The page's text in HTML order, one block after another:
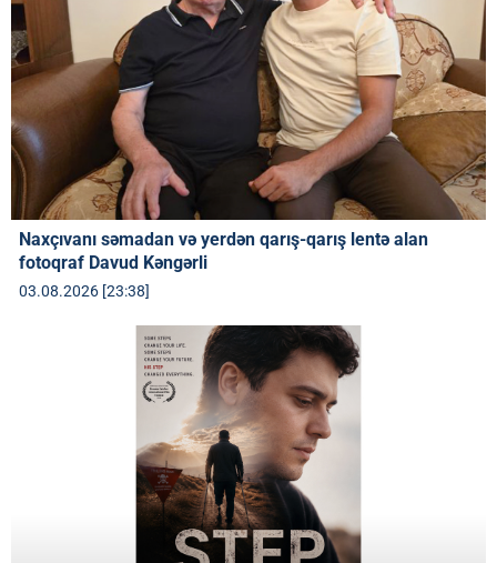
Naxçıvanı səmadan və yerdən qarış-qarış lentə alan
fotoqraf Davud Kəngərli
03.08.2026 [23:38]